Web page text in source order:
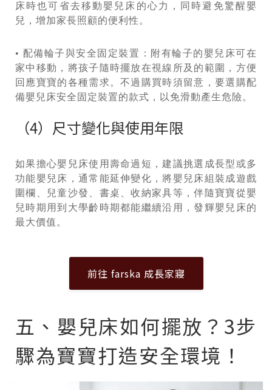
床時也可省去移動嬰兒床的心力，同時避免驚醒嬰
兒，增加家長照顧的便利性。
• 配備輪子與安全固定裝置：附有輪子的嬰兒床可在
家中移動，將孩子隨時擺放在視線所及的範圍，方便
回應寶寶的各種需求。不過購買時須留意，要選購配
備嬰兒床安全固定裝置的款式，以免滑動產生危險。
（4）尺寸變化與使用年限
如果擔心嬰兒床使用壽命過短，建議挑選成長型或多
功能嬰兒床，通常能延伸變化，將嬰兒床組裝成遊戲
圍欄、兒童沙發、書桌、收納家具等，伴隨寶寶從嬰
兒時期用到大學齡時期都能繼續沿用，發輝嬰兒床的
最大價值。
前往 farska 成長家寢
五、嬰兒床如何擺放？3步
驟為寶寶打造安全環境！